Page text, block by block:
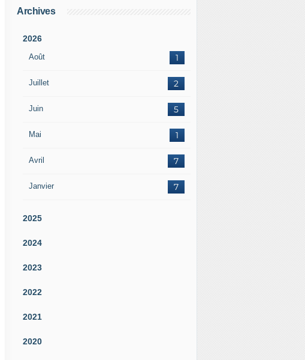
Archives
2026
Août 1
Juillet 2
Juin 5
Mai 1
Avril 7
Janvier 7
2025
2024
2023
2022
2021
2020